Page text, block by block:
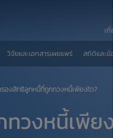
วิจัยและเอกสารเผยแพร่ สถิติและข้
เ
องสิทธิลูกหนี้ที่ถูกทวงหนี้เพียงใด?
วงหนี้เพีย